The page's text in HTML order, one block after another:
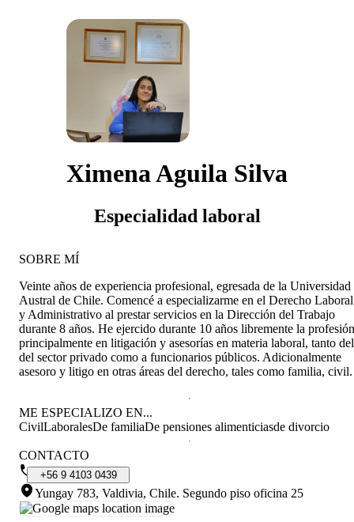
Ximena Aguila Silva
Especialidad laboral
SOBRE MÍ
Veinte años de experiencia profesional, egresada de la Universidad
Austral de Chile. Comencé a especializarme en el Derecho Laboral
y Administrativo al prestar servicios en la Dirección del Trabajo
durante 8 años. He ejercido durante 10 años libremente la
principalmente en litigación y asesorías en materia laboral, tanto del
del sector privado como a funcionarios públicos. Adicionalmente
asesoro y litigo en otras áreas del derecho, tales como familia, civil.
ME ESPECIALIZO EN...
CivilLaboralesDe familiaDe pensiones alimenticiasde divorcio
CONTACTO
+56 9 4103 0439
Yungay 783, Valdivia, Chile. Segundo piso oficina 25